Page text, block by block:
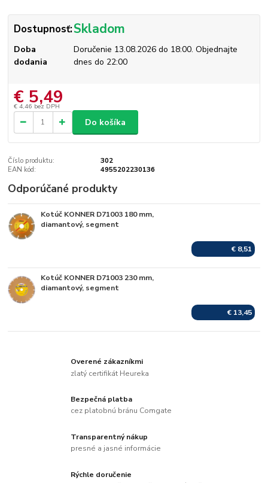
Dostupnosť:Skladom
Doba
dodania
Doručenie 13.08.2026 do 18:00. Objednajte
dnes do 22:00
€ 5,49
€ 4,46 bez DPH
Do košíka
Číslo produktu:
302
EAN kód:
4955202230136
Odporúčané produkty
Kotúč KONNER D71003 180 mm,
diamantový, segment
€ 8,51
Kotúč KONNER D71003 230 mm,
diamantový, segment
€ 13,45
Overené zákazníkmi
zlatý certifikát Heureka
Bezpečná platba
cez platobnú bránu Comgate
Transparentný nákup
presné a jasné informácie
Rýchle doručenie